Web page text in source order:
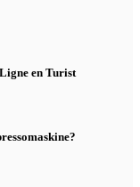
en Turist